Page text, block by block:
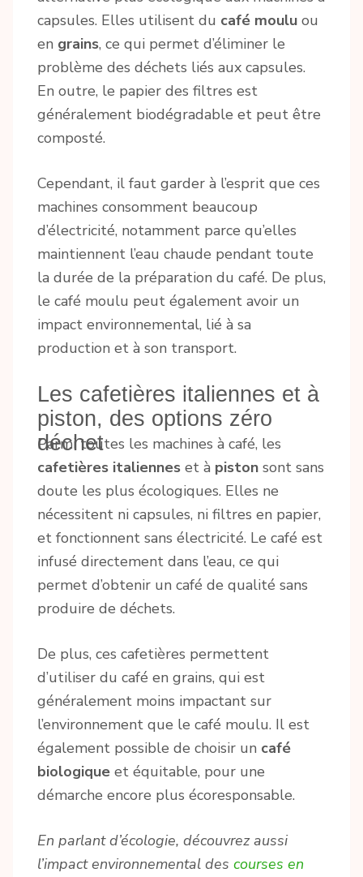
capsules. Elles utilisent du café moulu ou
en grains, ce qui permet d’éliminer le
problème des déchets liés aux capsules.
En outre, le papier des filtres est
généralement biodégradable et peut être
composté.
Cependant, il faut garder à l’esprit que ces
machines consomment beaucoup
d’électricité, notamment parce qu’elles
maintiennent l’eau chaude pendant toute
la durée de la préparation du café. De plus,
le café moulu peut également avoir un
impact environnemental, lié à sa
production et à son transport.
Les cafetières italiennes et à
piston, des options zéro
déchet
Parmi toutes les machines à café, les
cafetières italiennes et à piston sont sans
doute les plus écologiques. Elles ne
nécessitent ni capsules, ni filtres en papier,
et fonctionnent sans électricité. Le café est
infusé directement dans l’eau, ce qui
permet d’obtenir un café de qualité sans
produire de déchets.
De plus, ces cafetières permettent
d’utiliser du café en grains, qui est
généralement moins impactant sur
l’environnement que le café moulu. Il est
également possible de choisir un café
biologique et équitable, pour une
démarche encore plus écoresponsable.
En parlant d’écologie, découvrez aussi
l’impact environnemental des courses en